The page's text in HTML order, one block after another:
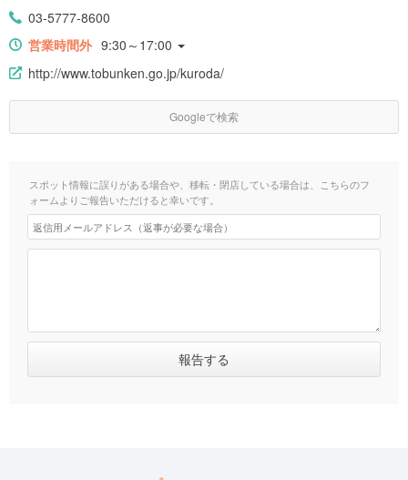
03-5777-8600
営業時間外 9:30～17:00
http://www.tobunken.go.jp/kuroda/
Googleで検索
スポット情報に誤りがある場合や、移転・閉店している場合は、こちらのフ
ォームよりご報告いただけると幸いです。